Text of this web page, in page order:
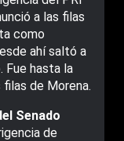
a las filas
como
ahí saltó a
Fue hasta la
de Morena.
Senado
de